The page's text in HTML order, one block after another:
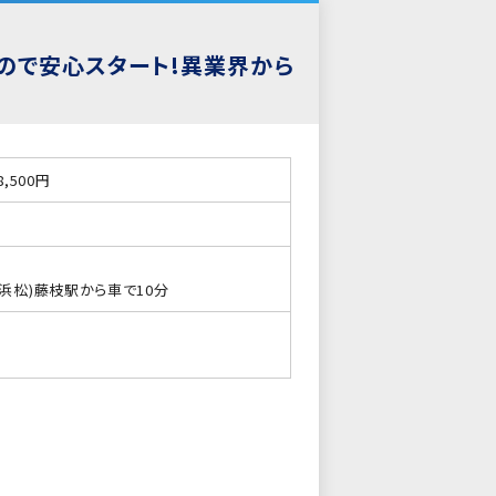
で安心スタート!異業界から
円
松)藤枝駅から車で10分